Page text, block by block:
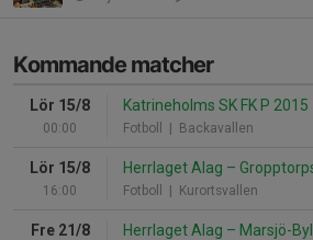
Kommande matcher
Lör 15/8
00:00
Katrineholms SK FK P 2015
Fotboll | Backavallen
Lör 15/8
16:00
Herrlaget Alag –
Fotboll | Kurortsvallen
Fre 21/8 Herrlaget Alag – Marsjö-